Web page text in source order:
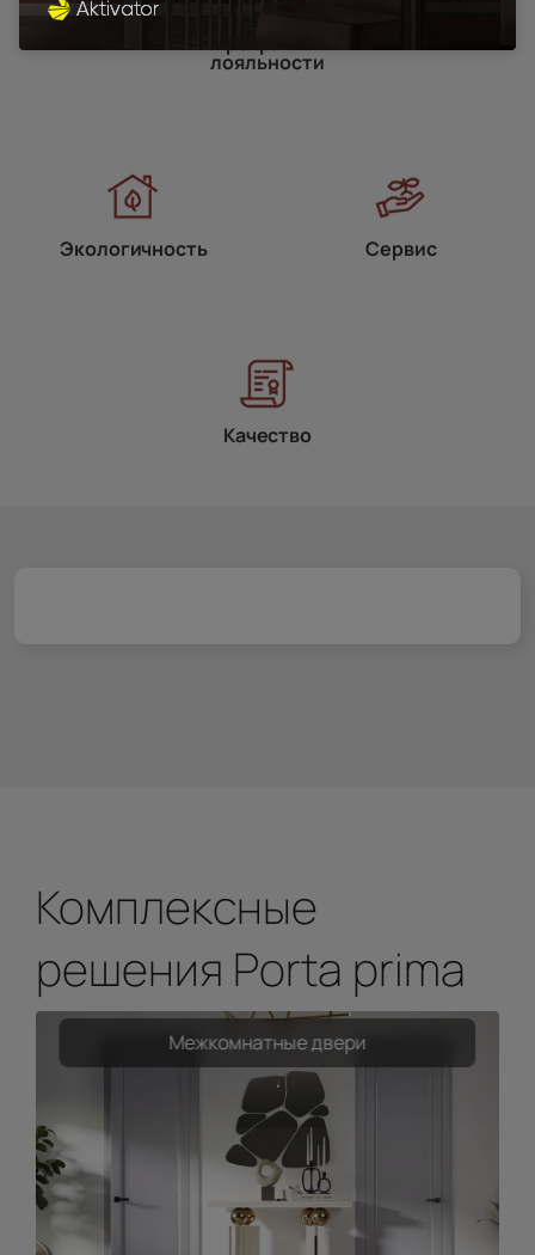
лояльности
Экологичность Сервис
Качество
Комплексные
решения Porta prima
Межкомнатные двери